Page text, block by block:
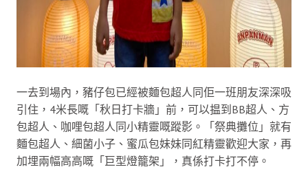
一去到場內，豬仔包已經被麵包超人同佢一班朋友深深吸
引住，4米長嘅「秋日打卡牆」前，可以揾到BB超人、方
包超人、咖哩包超人同小精靈嘅蹤影。「祭典攤位」就有
麵包超人、細菌小子、蜜瓜包妹妹同紅精靈歡迎大家，再
加埋兩幅高高嘅「巨型燈籠架」，真係打卡打不停。